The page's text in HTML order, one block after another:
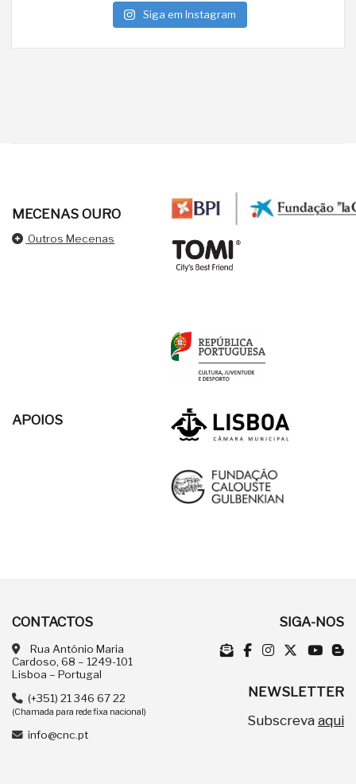
Siga em Instagram
MECENAS OURO
Outros Mecenas
APOIOS
CONTACTOS
Rua António Maria
Cardoso, 68 – 1249-101
Lisboa – Portugal
(+351) 21 346 67 22
(Chamada para rede fixa nacional)
info@cnc.pt
SIGA-NOS
NEWSLETTER
Subscreva aqui